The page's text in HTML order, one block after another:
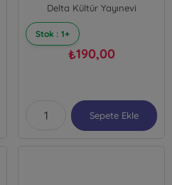
Delta Kültür Yayınevi
Stok : 1+
₺190,00
Sepete Ekle